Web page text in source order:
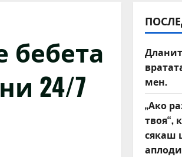
24/7
мен.
„Ако
твоя“,
сякаш